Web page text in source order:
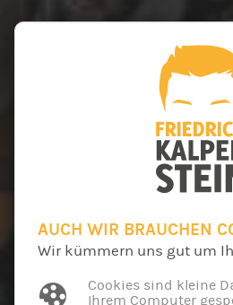
AUCH WIR BRAUCHEN
Wir kümmern uns gut um
Cookies sind kleine
Ihrem Computer